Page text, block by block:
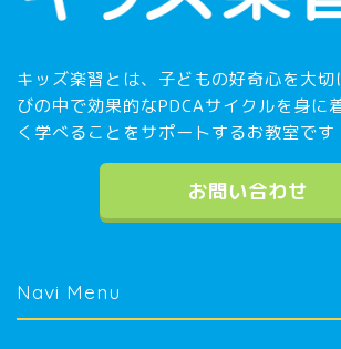
キッズ楽習とは、子どもの好奇心を大
びの中で効果的なPDCAサイクルを身に
く学べることをサポートするお教室です
お問い合わせ
Navi Menu